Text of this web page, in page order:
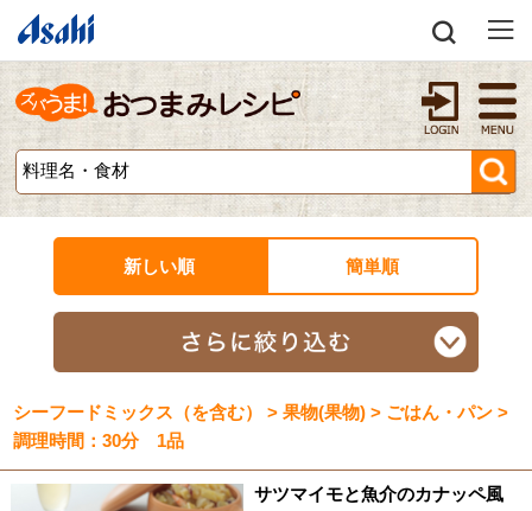
新しい順 簡単順
シーフードミックス（を含む） > 果物(果物) > ごはん・パン >
調理時間：30分 1品
サツマイモと魚介のカナッペ風